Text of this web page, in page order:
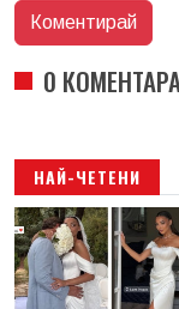
0
НАЙ-ЧЕТЕНИ